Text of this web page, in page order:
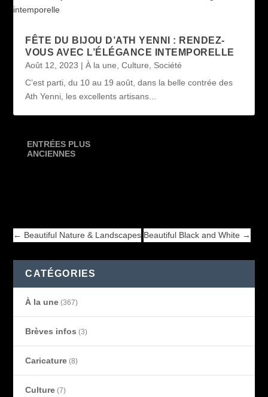
FÊTE DU BIJOU D’ATH YENNI : RENDEZ-
VOUS AVEC L’ÉLÉGANCE INTEMPORELLE
Août 12, 2023 |À la une,Culture, Société
C’est parti, du 10 au 19 août, dans la belle contrée des
Ath Yenni, les excellents artisans...
ENTRÉES PLUS
ANCIENNES
← Beautiful Nature & Landscapes Beautiful Black and White →
CATÉGORIES
À la une (367)
Brèves infos (3)
Caricature (8)
Culture (7)